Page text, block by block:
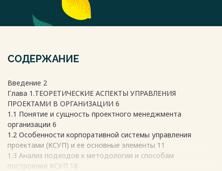
СОДЕРЖАНИЕ
Введение 2
Глава 1.ТЕОРЕТИЧЕСКИЕ АСПЕКТЫ УПРАВЛЕНИЯ
ПРОЕКТАМИ В ОРГАНИЗАЦИИ 6
1.1 Понятие и сущность проектного менеджмента
организации 6
1.2 Особенности корпоративной системы управления
проектами (КСУП) и ее основные элементы 11
1.3 Анализ подходов к методологии и способам
построения КСУП 18